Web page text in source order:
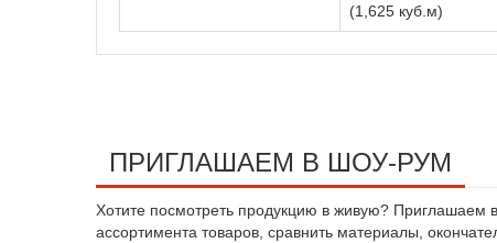
(1,625 куб.м)
ПРИГЛАШАЕМ В ШОУ-РУМ
Хотите посмотреть продукцию в живую?
ассортимента товаров, сравнить материалы,